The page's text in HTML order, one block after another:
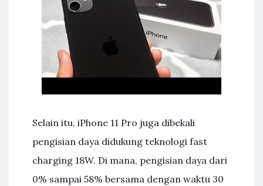
Selain itu, iPhone 11 Pro juga dibekali
pengisian daya didukung teknologi fast
charging 18W. Di mana, pengisian daya dari
0% sampai 58% bersama dengan waktu 30